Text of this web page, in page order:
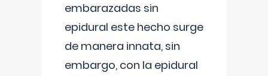
embarazadas sin
epidural este hecho surge
de manera innata, sin
embargo, con la epidural